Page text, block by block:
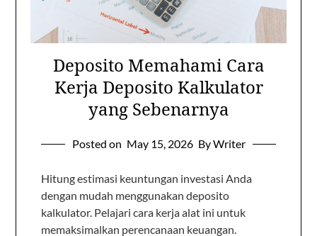
Deposito Memahami Cara
Kerja Deposito Kalkulator
yang Sebenarnya
Posted on May 15, 2026 By Writer
Hitung estimasi keuntungan investasi Anda
dengan mudah menggunakan deposito
kalkulator. Pelajari cara kerja alat ini untuk
memaksimalkan perencanaan keuangan.